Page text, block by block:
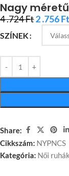
Nagy
4 .724Ft2 .756Ft
SZÍNEK
Share:
Cikkszám: NYPNCS
Kategória: Női ruhák